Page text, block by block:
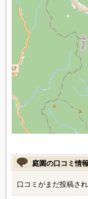
庭園の口コミ情報
口コミがまだ投稿され